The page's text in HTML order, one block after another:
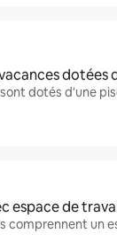
dotées
dotés d'une
espace de
comprennent un